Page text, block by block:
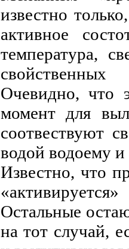
известно
активное
температура,
Очевидно, что
момент для
соотвествуют
водой водоему
Известно, что
Остальные
на тот случай,